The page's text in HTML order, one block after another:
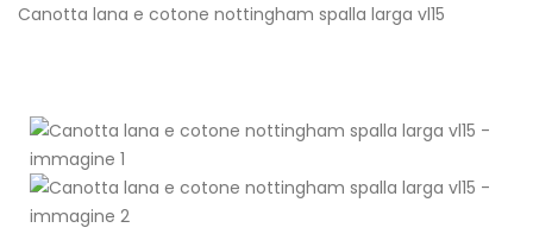
Canotta lana e cotone nottingham spalla larga vl15